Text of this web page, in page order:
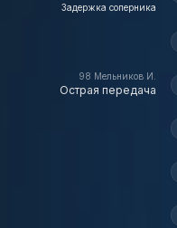
Задержка соперника
98 Мельников И.
Острая передача